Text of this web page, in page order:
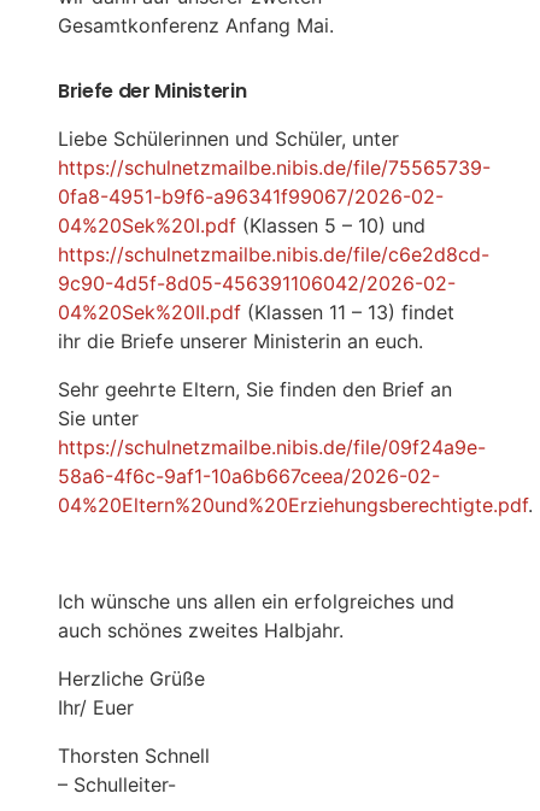
Gesamtkonferenz Anfang Mai.
Briefe der Ministerin
Liebe Schülerinnen und Schüler, unter
https://schulnetzmailbe.nibis.de/file/75565739-
0fa8-4951-b9f6-a96341f99067/2026-02-
04%20Sek%20I.pdf (Klassen 5 – 10) und
https://schulnetzmailbe.nibis.de/file/c6e2d8cd-
9c90-4d5f-8d05-456391106042/2026-02-
04%20Sek%20II.pdf (Klassen 11 – 13) findet
ihr die Briefe unserer Ministerin an euch.
Sehr geehrte Eltern, Sie finden den Brief an
Sie unter
https://schulnetzmailbe.nibis.de/file/09f24a9e-
58a6-4f6c-9af1-10a6b667ceea/2026-02-
04%20Eltern%20und%20Erziehungsberechtigte.pdf.
Ich wünsche uns allen ein erfolgreiches und
auch schönes zweites Halbjahr.
Herzliche Grüße
Ihr/ Euer
Thorsten Schnell
– Schulleiter-